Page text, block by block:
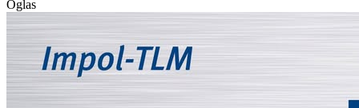
Oglas